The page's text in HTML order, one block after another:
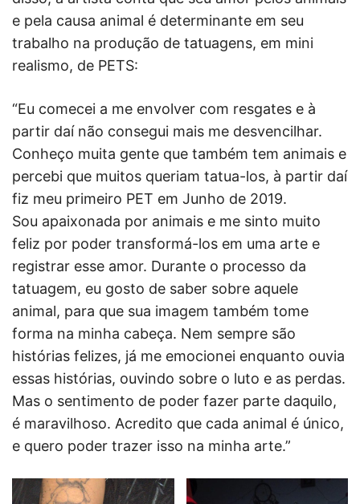
e pela causa animal é determinante em seu
trabalho na produção de tatuagens, em mini
realismo, de PETS:
“Eu comecei a me envolver com resgates e à
partir daí não consegui mais me desvencilhar.
Conheço muita gente que também tem animais e
percebi que muitos queriam tatua-los, à partir daí
fiz meu primeiro PET em Junho de 2019.
Sou apaixonada por animais e me sinto muito
feliz por poder transformá-los em uma arte e
registrar esse amor. Durante o processo da
tatuagem, eu gosto de saber sobre aquele
animal, para que sua imagem também tome
forma na minha cabeça. Nem sempre são
histórias felizes, já me emocionei enquanto ouvia
essas histórias, ouvindo sobre o luto e as perdas.
Mas o sentimento de poder fazer parte daquilo,
é maravilhoso. Acredito que cada animal é único,
e quero poder trazer isso na minha arte.”